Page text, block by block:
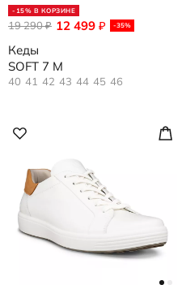
-15% В КОРЗИНЕ
12 499 ₽ -35%
19 290₽
Кеды
SOFT 7 M
40 41 42 43 44 45 46